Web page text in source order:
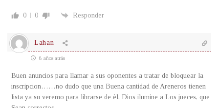
0 0 Responder
Lahan
8 años atrás
Buen anuncios para llamar a sus oponentes a tratar de bloquear la
inscripcion……no dudo que una Buena cantidad de Areneros tienen
lista ya su veremo para librarse de èl, Dios ilumine a Los jueces, que